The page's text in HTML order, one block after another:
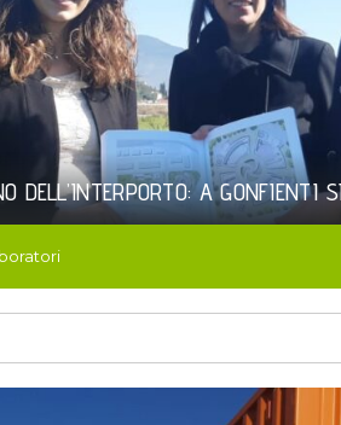
DELL’INTERPORTO: A GONFIENTI